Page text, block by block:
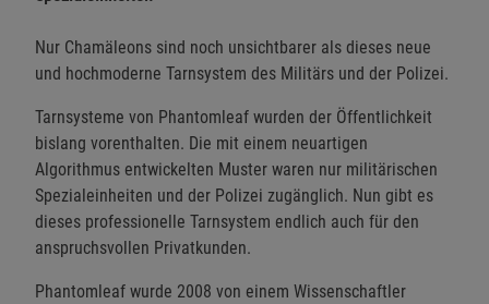
Nur Chamäleons sind noch unsichtbarer als dieses neue
und hochmoderne Tarnsystem des Militärs und der Polizei.
Tarnsysteme von Phantomleaf wurden der Öffentlichkeit
bislang vorenthalten. Die mit einem neuartigen
Algorithmus entwickelten Muster waren nur militärischen
Spezialeinheiten und der Polizei zugänglich. Nun gibt es
dieses professionelle Tarnsystem endlich auch für den
anspruchsvollen Privatkunden.
Phantomleaf wurde 2008 von einem Wissenschaftler